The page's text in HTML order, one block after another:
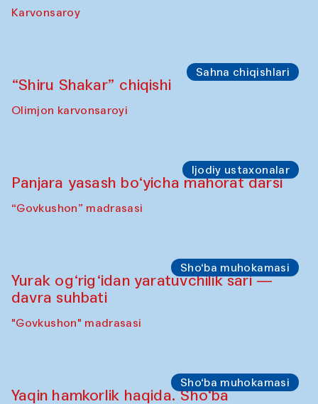
Karvonsaroy
Sahna chiqishlari
“Shiru Shakar” chiqishi
Olimjon karvonsaroyi
Ijodiy ustaxonalar
Panjara yasash bo‘yicha mahorat darsi
“Govkushon” madrasasi
Sho‘ba muhokamasi
Yurak og‘rig‘idan yaratuvchilik sari —
davra suhbati
"Govkushon" madrasasi
Sho‘ba muhokamasi
Yaqin hamkorlik haqida. Sho‘ba